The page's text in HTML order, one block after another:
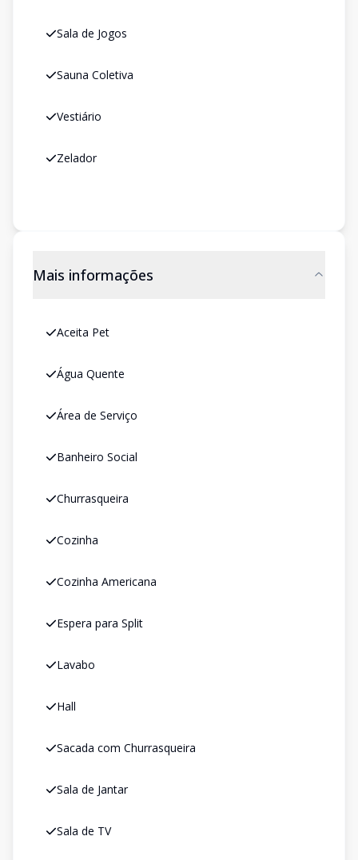
Sala de Jogos
Sauna Coletiva
Vestiário
Zelador
Mais informações
Aceita Pet
Água Quente
Área de Serviço
Banheiro Social
Churrasqueira
Cozinha
Cozinha Americana
Espera para Split
Lavabo
Hall
Sacada com Churrasqueira
Sala de Jantar
Sala de TV